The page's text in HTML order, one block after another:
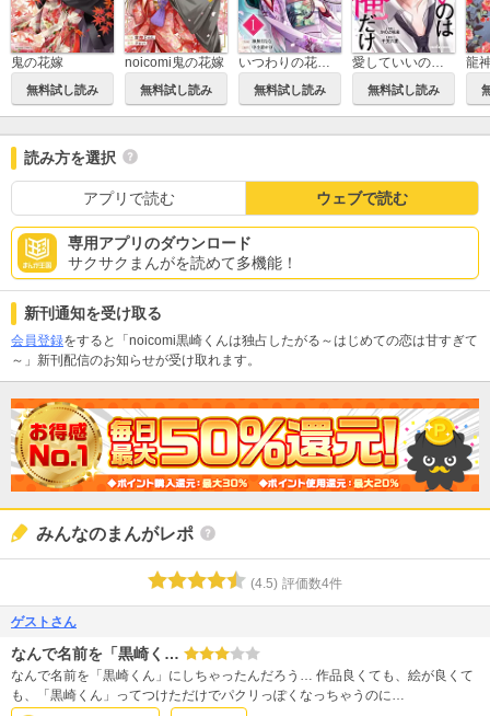
鬼の花嫁
無料試し読み
noicomi鬼の花嫁
無料試し読み
いつわりの花嫁 ～旦那さま、今宵お命頂戴します～
無料試し読み
愛していいのは俺だけ～幼なじみからの愛が深すぎる～
無料試し読み
読み方を選択
アプリで読む ウェブで読む
専用アプリのダウンロード
サクサクまんがを読めて多機能！
新刊通知を受け取る
会員登録をすると「noicomi黒崎くんは独占したがる～はじめての恋は甘すぎて
～」新刊配信のお知らせが受け取れます。
みんなのまんがレポ
(4.5) 評価数4件
ゲストさん
なんで名前を「黒崎く…
なんで名前を「黒崎くん」にしちゃったんだろう… 作品良くても、絵が良くて
も、「黒崎くん」ってつけただけでパクリっぽくなっちゃうのに…